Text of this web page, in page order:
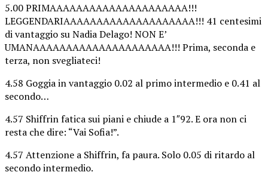
5.00 PRIMAAAAAAAAAAAAAAAAAAAAA!!!
LEGGENDARIAAAAAAAAAAAAAAAAAAAA!!! 41 centesimi
di vantaggio su Nadia Delago! NON E’
UMANAAAAAAAAAAAAAAAAAAAAA!!! Prima, seconda e
terza, non svegliateci!
4.58 Goggia in vantaggio 0.02 al primo intermedio e 0.41 al
secondo…
4.57 Shiffrin fatica sui piani e chiude a 1″92. E ora non ci
resta che dire: “Vai Sofia!”.
4.57 Attenzione a Shiffrin, fa paura. Solo 0.05 di ritardo al
secondo intermedio.